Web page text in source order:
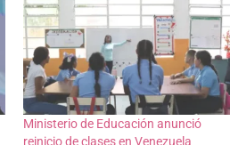
Ministerio de Educación anunció
reinicio de clases en Venezuela